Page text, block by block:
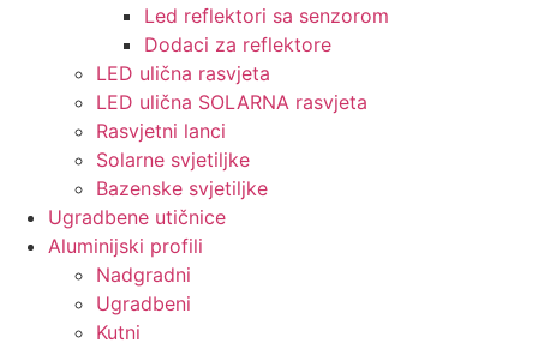
Led reflektori sa senzorom
Dodaci za reflektore
LED ulična rasvjeta
LED ulična SOLARNA rasvjeta
Rasvjetni lanci
Solarne svjetiljke
Bazenske svjetiljke
Ugradbene utičnice
Aluminijski profili
Nadgradni
Ugradbeni
Kutni